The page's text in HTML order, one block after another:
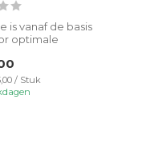
is vanaf de basis
optimale
/ Stuk